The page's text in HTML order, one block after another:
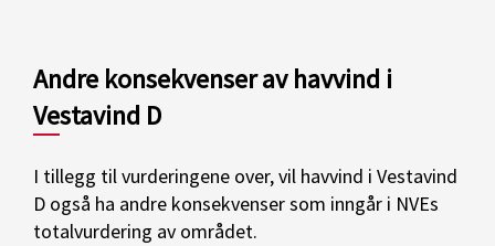
Andre konsekvenser av havvind i
Vestavind D
I tillegg til vurderingene over, vil havvind i Vestavind
D også ha andre konsekvenser som inngår i NVEs
totalvurdering av området.